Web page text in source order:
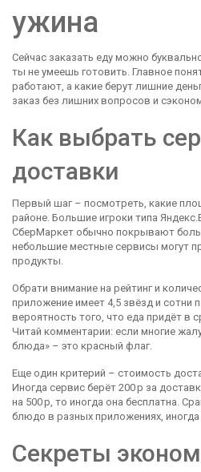
ужина
Сейчас заказать еду можно
ты не умеешь готовить. Главное
работают, а какие берут лишние
заказ без лишних вопросов и
Как выбрать
доставки
Первый шаг – посмотреть, какие
районе. Большие игроки типа
СберМаркет обычно покрывают
небольшие местные сервисы могут
продукты.
Обрати внимание на рейтинг и
приложение имеет 4,5 звёзд и сотни
вероятность того, что еда придёт в
Читай комментарии: если многие
блюда» – это красный флаг.
Еще один критерий – стоимость
Иногда сервис берёт 200 р за
на 500 р, то иногда она бесплатна.
блюдо в разных приложениях, иногда
Секреты